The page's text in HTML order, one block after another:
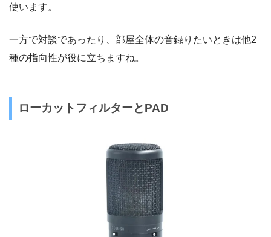
使います。
一方で対談であったり、部屋全体の音録りたいときは他2
種の指向性が役に立ちますね。
ローカットフィルターとPAD